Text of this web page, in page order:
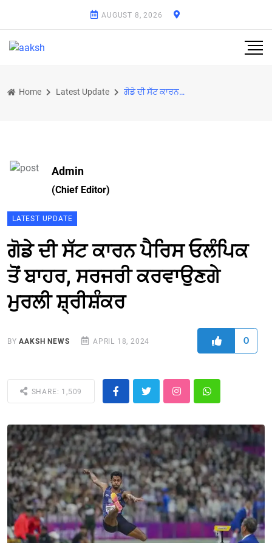
AUGUST 8, 2026
Home Latest Update ਗੋਡੇ ਦੀ ਸੱਟ ਕਾਰਨ ਪੈਰਿਸ ਓਲੰਪਿਕ ਤੋਂ ਬਾਹਰ, ਸਰਜਰੀ ਕਰਵਾਉਣਗੇ ਮੁਰਲੀ ਸ਼੍ਰੀਸ਼ੰਕਰ
Admin
(Chief Editor)
LATEST UPDATE
ਗੋਡੇ ਦੀ ਸੱਟ ਕਾਰਨ ਪੈਰਿਸ ਓਲੰਪਿਕ
ਤੋਂ ਬਾਹਰ, ਸਰਜਰੀ ਕਰਵਾਉਣਗੇ
ਮੁਰਲੀ ਸ਼੍ਰੀਸ਼ੰਕਰ
BYAAKSH NEWS APRIL 18, 2024 0
SHARE: 1,509